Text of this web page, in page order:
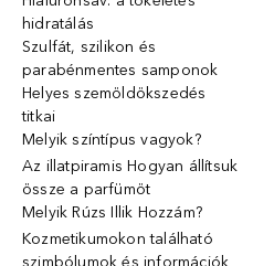
hidratálás
Szulfát, szilikon és
parabénmentes samponok
Helyes szemöldökszedés
titkai
Melyik színtípus vagyok?
Az illatpiramis Hogyan állítsuk
össze a parfümöt
Melyik Rúzs Illik Hozzám?
Kozmetikumokon található
szimbólumok és információk